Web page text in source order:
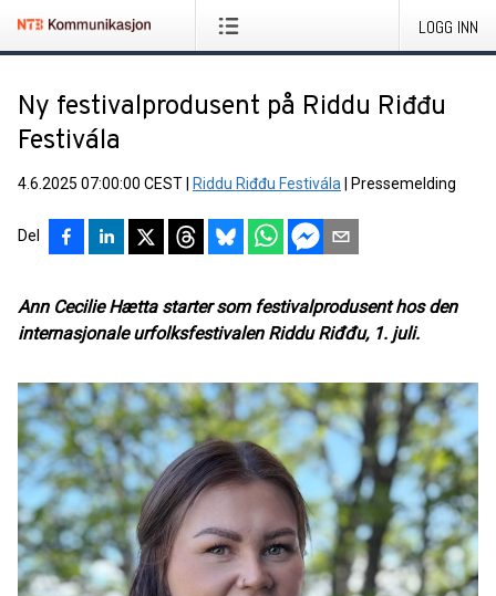
LOGG INN
Ny festivalprodusent på Riddu Riđđu
Festivála
4.6.2025 07:00:00 CEST Riddu Riđđu Festivála Pressemelding
Del
Ann Cecilie Hætta starter som festivalprodusent hos den
internasjonale urfolksfestivalen Riddu Riđđu, 1. juli.